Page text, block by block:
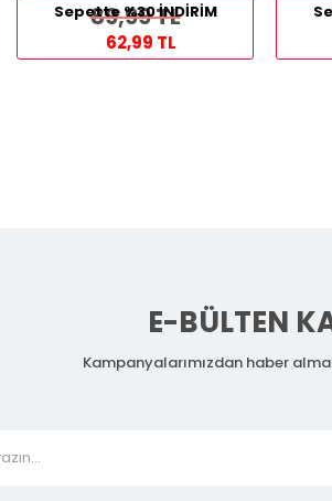
89,99 TL
Sepette %30 İNDİRİM
62,99 TL
E-BÜLTEN
Kampanyalarımızdan haber